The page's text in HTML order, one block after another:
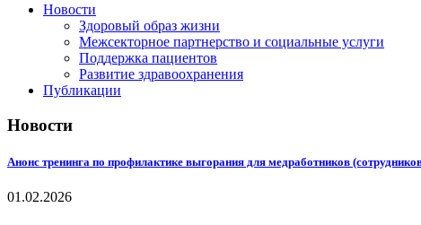
Новости
Здоровый образ жизни
Межсекторное партнерство и социальные услуги
Поддержка пациентов
Развитие здравоохранения
Публикации
Новости
Анонс тренинга по профилактике выгорания для медработников
01.02.2026